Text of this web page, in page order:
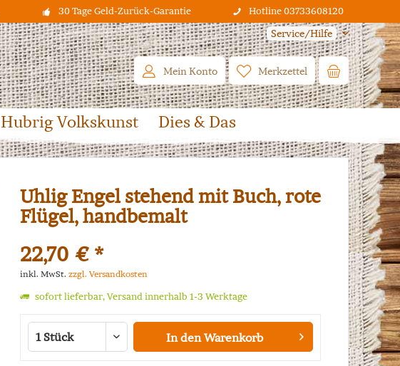
30 Tage Geld-Zurück-Garantie Hotline 03733608120
Service/Hilfe
Merkzettel
Mein Konto
Hubrig Volkskunst Dies & Das
Uhlig Engel stehend mit Buch, rote
Flügel, handbemalt
22,70 € *
inkl. MwSt. zzgl. Versandkosten
sofort lieferbar, Versand innerhalb 1-3 Werktage
In den Warenkorb